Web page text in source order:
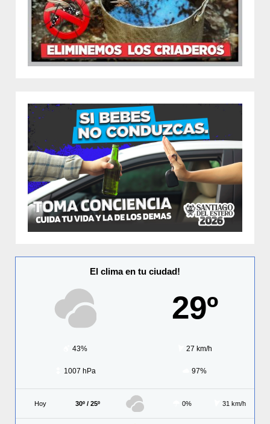
El clima en tu ciudad!
29º
43% 27 km/h
1007 hPa 97%
Hoy 30º / 25º 0% 31 km/h